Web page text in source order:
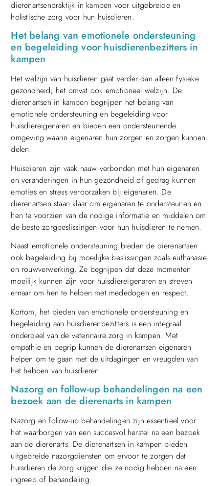
dierenartsenpraktijk in kampen voor uitgebreide en
holistische zorg voor hun huisdieren.
Het belang van emotionele ondersteuning
en begeleiding voor huisdierenbezitters in
kampen
Het welzijn van huisdieren gaat verder dan alleen fysieke
gezondheid; het omvat ook emotioneel welzijn. De
dierenartsen in kampen begrijpen het belang van
emotionele ondersteuning en begeleiding voor
huisdiereigenaren en bieden een ondersteunende
omgeving waarin eigenaren hun zorgen en zorgen kunnen
delen.
Huisdieren zijn vaak nauw verbonden met hun eigenaren
en veranderingen in hun gezondheid of gedrag kunnen
emoties en stress veroorzaken bij eigenaren. De
dierenartsen staan klaar om eigenaren te ondersteunen en
hen te voorzien van de nodige informatie en middelen om
de beste zorgbeslissingen voor hun huisdieren te nemen.
Naast emotionele ondersteuning bieden de dierenartsen
ook begeleiding bij moeilijke beslissingen zoals euthanasie
en rouwverwerking. Ze begrijpen dat deze momenten
moeilijk kunnen zijn voor huisdiereigenaren en streven
ernaar om hen te helpen met mededogen en respect.
Kortom, het bieden van emotionele ondersteuning en
begeleiding aan huisdierenbezitters is een integraal
onderdeel van de veterinaire zorg in kampen. Met
empathie en begrip kunnen de dierenartsen eigenaren
helpen om te gaan met de uitdagingen en vreugden van
het hebben van huisdieren.
Nazorg en follow-up behandelingen na een
bezoek aan de dierenarts in kampen
Nazorg en follow-up behandelingen zijn essentieel voor
het waarborgen van een succesvol herstel na een bezoek
aan de dierenarts. De dierenartsen in kampen bieden
uitgebreide nazorgdiensten om ervoor te zorgen dat
huisdieren de zorg krijgen die ze nodig hebben na een
ingreep of behandeling.